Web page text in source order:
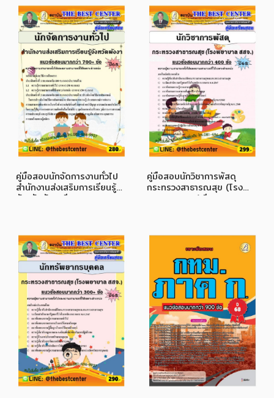
คู่มือสอบนักจัดการงานทั่วไป
สำนักงานส่งเสริมการเรียนรู้
จังหวัดพังงา ปี 68
คู่มือสอบนักวิชาการพัสดุ
กระทรวงสาธารณสุข (โรง
พยาบาล สสจ.) ปี 68